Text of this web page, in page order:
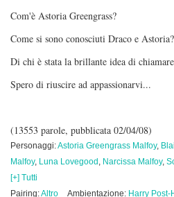
Com'è Astoria Greengrass?
Come si sono conosciuti Draco e Astoria?
Di chi è stata la brillante idea di
Spero di riuscire ad appassionarvi...
(13553 parole, pubblicata 02/04/08)
Personaggi:Astoria Greengrass Malfoy,
Malfoy, Luna Lovegood , Narcissa Malfoy,
[+] Tutti
Pairing:Altro Ambientazione: Harry